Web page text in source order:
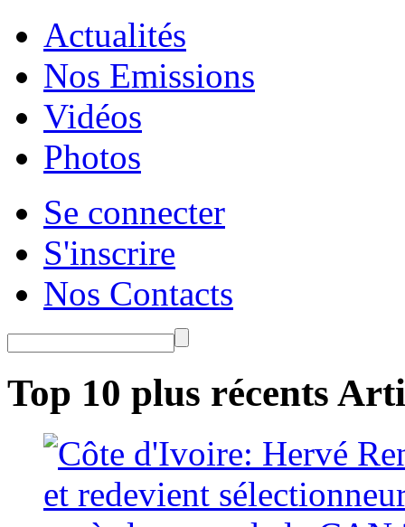
Actualités
Nos Emissions
Vidéos
Photos
Se connecter
S'inscrire
Nos Contacts
Top 10 plus récents